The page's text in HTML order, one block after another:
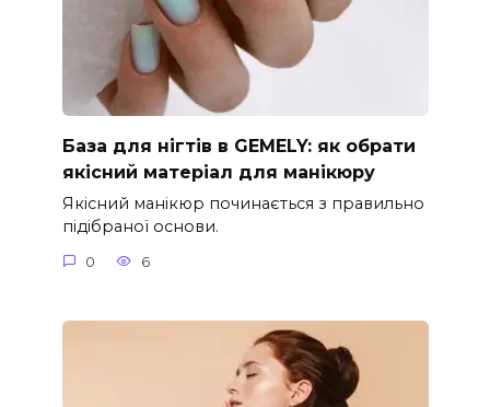
База для нігтів в GEMELY: як обрати
якісний матеріал для манікюру
Якісний манікюр починається з правильно
підібраної основи.
0 6